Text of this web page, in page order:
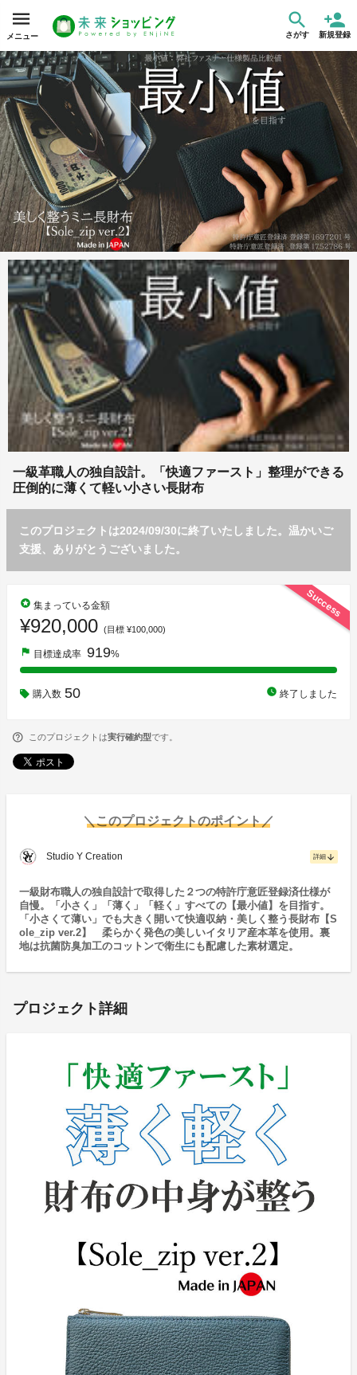
メニュー さがす 新規登録
一級革職人の独自設計。「快適ファースト」整理ができる
圧倒的に薄くて軽い小さい長財布
このプロジェクトは2024/09/30に終了いたしました。温かいご
支援、ありがとうございました。
Success
stars 集まっている金額
¥920,000 (目標 ¥100,000)
flag 目標達成率 919%
購入数 50 watch_later 終了しました
このプロジェクトは実行確約型です。
＼このプロジェクトのポイント／
Studio Y Creation 詳細 arrow_downward
一級財布職人の独自設計で取得した２つの特許庁意匠登録済仕様が
自慢。「小さく」「薄く」「軽く」すべての【最小値】を目指す。
「小さくて薄い」でも大きく開いて快適収納・美しく整う長財布【S
ole_zip ver.2】 柔らかく発色の美しいイタリア産本革を使用。裏
地は抗菌防臭加工のコットンで衛生にも配慮した素材選定。
プロジェクト詳細